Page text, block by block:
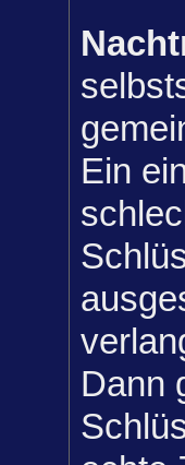
Ein
Dann